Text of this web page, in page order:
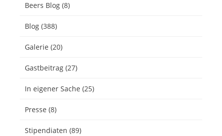
Beers Blog (8)
Blog (388)
Galerie (20)
Gastbeitrag (27)
In eigener Sache (25)
Presse (8)
Stipendiaten (89)